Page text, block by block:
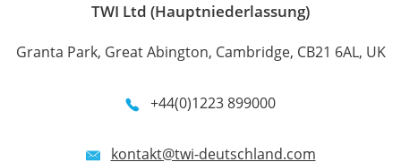
TWI Ltd (Hauptniederlassung)
Granta Park, Great Abington, Cambridge, CB21 6AL, UK
+44(0)1223 899000
kontakt@twi-deutschland.com